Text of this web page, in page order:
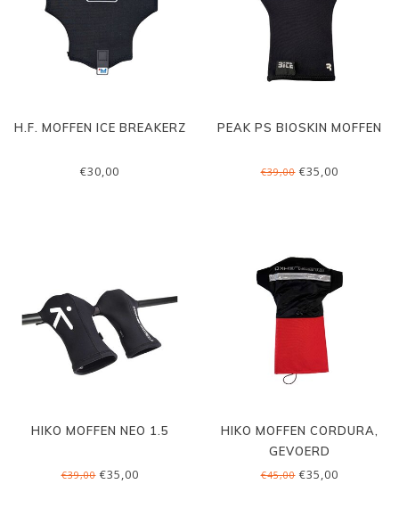
H.F. MOFFEN ICE BREAKERZ
€30,00
PEAK PS BIOSKIN MOFFEN
€39,00€35,00
HIKO MOFFEN NEO 1.5
€39,00€35,00
HIKO MOFFEN CORDURA,
GEVOERD
€45,00€35,00